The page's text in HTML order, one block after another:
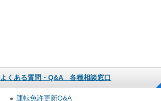
よくある質問・Q&A 各種相談窓口
運転免許更新Q&A